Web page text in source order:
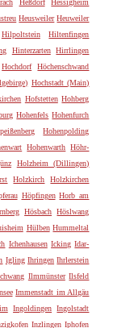
Heßdorf
Hessigheim
Heusweiler Heuweiler
Hilpoltstein
Hiltenfingen
Hinterzarten
Hirrlingen
Hochdorf
Höchenschwand
Hochstadt (Main)
Hofstetten Hohberg
Hohenfels Hohenfurch
Hohenpolding
Hohenwarth Höhr-
Holzheim (Dillingen)
Holzkirch
Holzkirchen
Höpfingen Horb am
Hösbach Höslwang
Hülben Hummeltal
Ichenhausen Icking Idar-
Igling Ihringen Ihrlerstein
Ilmmünster Ilsfeld
Immenstadt im Allgäu
Ingoldingen Ingolstadt
Inzlingen Iphofen